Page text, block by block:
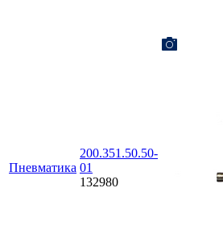
Пневматика
200.351.50.50-
01
132980